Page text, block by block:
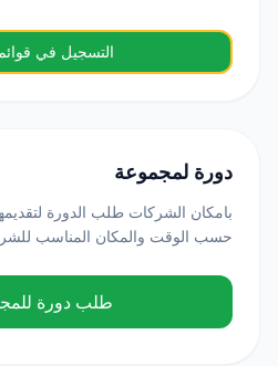
التسجيل في قوائم
دورة لمجموعة
بامكان الشركات طلب الدورة
حسب الوقت والمكان المناسب
طلب دورة